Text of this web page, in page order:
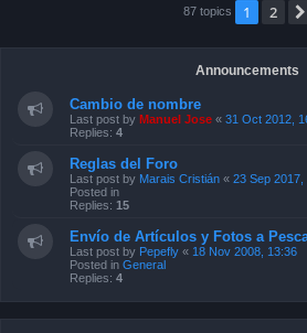
87 topics 1 2
Announcements
Cambio de nombre
Last post by Manuel Jose « 31 Oct 2012,
Replies: 4
Reglas del Foro
Last post by Marais Cristián « 23 Sep 2017,
Posted in
Replies: 15
Envío de Artículos y Fotos a
Last post by Pepefly « 18 Nov 2008, 13:36
Posted in General
Replies: 4